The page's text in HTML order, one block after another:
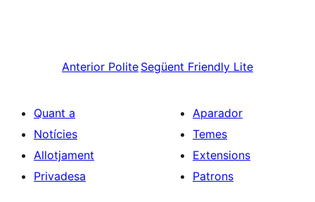
Anterior Polite Següent Friendly Lite
Quant a
Notícies
Allotjament
Privadesa
Aparador
Temes
Extensions
Patrons